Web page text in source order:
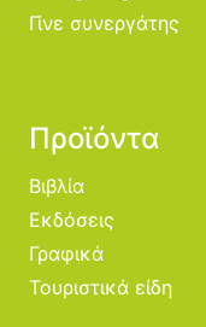
Γίνε συνεργάτης
Προϊόντα
Βιβλία
Εκδόσεις
Γραφικά
Τουριστικά είδη